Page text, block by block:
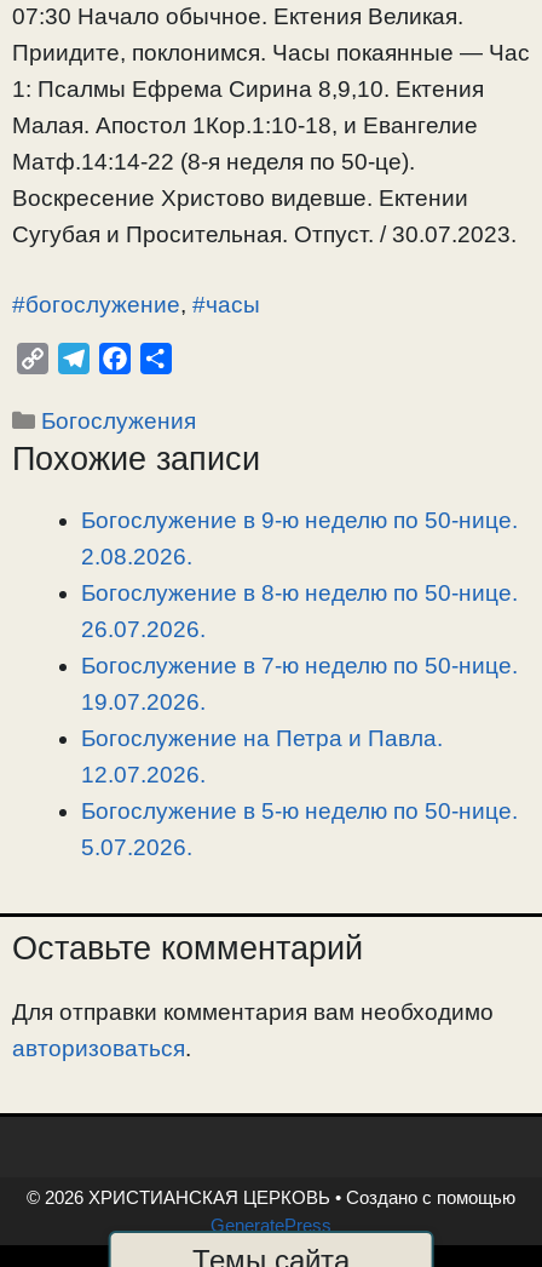
07:30 Начало обычное. Ектения Великая.
Приидите, поклонимся. Часы покаянные — Час
1: Псалмы Ефрема Сирина 8,9,10. Ектения
Малая. Апостол 1Кор.1:10-18, и Евангелие
Матф.14:14-22 (8-я неделя по 50-це).
Воскресение Христово видевше. Ектении
Сугубая и Просительная. Отпуст. / 30.07.2023.
#богослужение, #часы
p
y
l
e
r
a
c
e
o
o
п
р
в
и
Рубрики
Богослужения
Похожие записи
Богослужение в 9-ю неделю по 50-нице.
2.08.2026.
Богослужение в 8-ю неделю по 50-нице.
26.07.2026.
Богослужение в 7-ю неделю по 50-нице.
19.07.2026.
Богослужение на Петра и Павла.
12.07.2026.
Богослужение в 5-ю неделю по 50-нице.
5.07.2026.
Оставьте комментарий
Для отправки комментария вам необходимо
авторизоваться.
© 2026 ХРИСТИАНСКАЯ ЦЕРКОВЬ • Создано с помощью
GeneratePress
Темы сайта